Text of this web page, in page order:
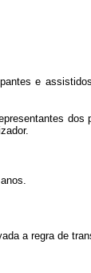
e
a regra de